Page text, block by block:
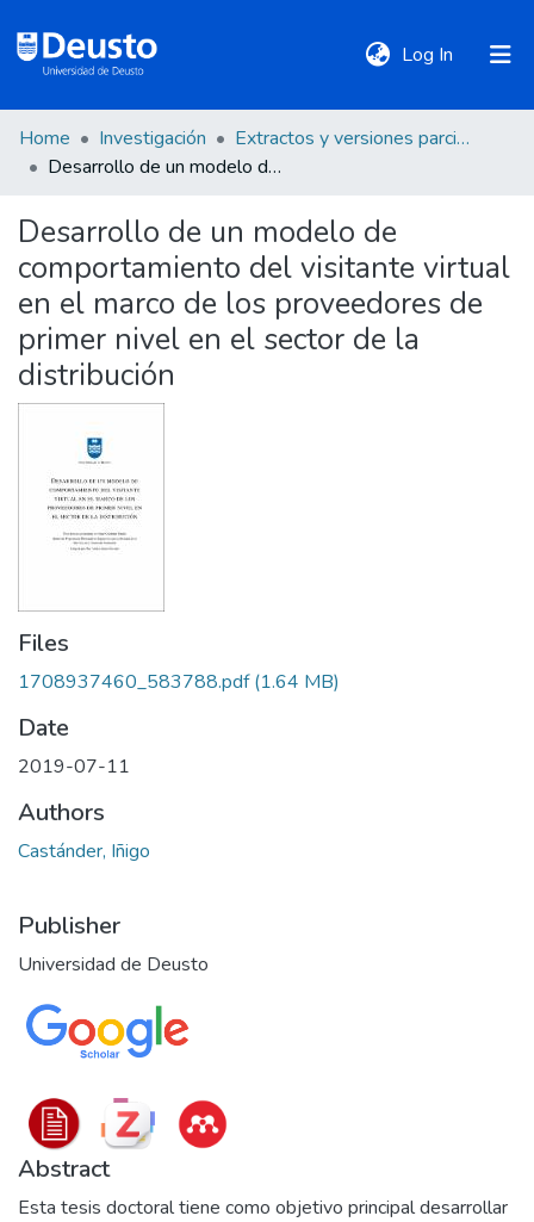
Log In (current)
DeustoTeka
Communities
&
Collections
All of DSpace
Statistics
Policies
Home Investigación
Extractos y versiones parciales de tesis
Desarrollo de un modelo de comportamiento del visitante virtual en el marco de los proveedores de primer nivel en el sector de la distribución
Desarrollo de un modelo de
comportamiento del visitante virtual
en el marco de los proveedores de
primer nivel en el sector de la
distribución
Files
1708937460_583788.pdf(1.64 MB)
Date
2019-07-11
Authors
Castánder, Iñigo
Publisher
Universidad de Deusto
Abstract
Esta tesis doctoral tiene como objetivo principal desarrollar